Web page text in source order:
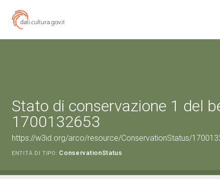
Stato di conservazione 1 del
1700132653
https://w3id.org/arco/resource/ConservationStatus/
ENTITÀ DI TIPO: ConservationStatus